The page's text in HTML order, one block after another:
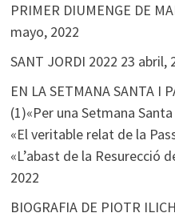
PRIMER DIUMENGE DE
mayo, 2022
SANT JORDI 2022 23 abril,
EN LA SETMANA SANTA I
(1)«Per una Setmana
«El veritable relat de la
«L’abast de la Resurecció
2022
BIOGRAFIA DE PIOTR